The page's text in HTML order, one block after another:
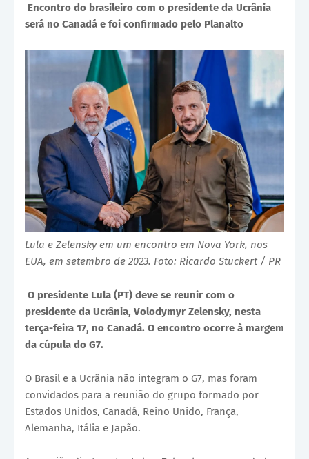
Encontro do brasileiro com o presidente da Ucrânia
será no Canadá e foi confirmado pelo Planalto
Lula e Zelensky em um encontro em Nova York, nos
EUA, em setembro de 2023. Foto: Ricardo Stuckert / PR
O presidente Lula (PT) deve se reunir com o
presidente da Ucrânia, Volodymyr Zelensky, nesta
terça-feira 17, no Canadá. O encontro ocorre à margem
da cúpula do G7.
O Brasil e a Ucrânia não integram o G7, mas foram
convidados para a reunião do grupo formado por
Estados Unidos, Canadá, Reino Unido, França,
Alemanha, Itália e Japão.